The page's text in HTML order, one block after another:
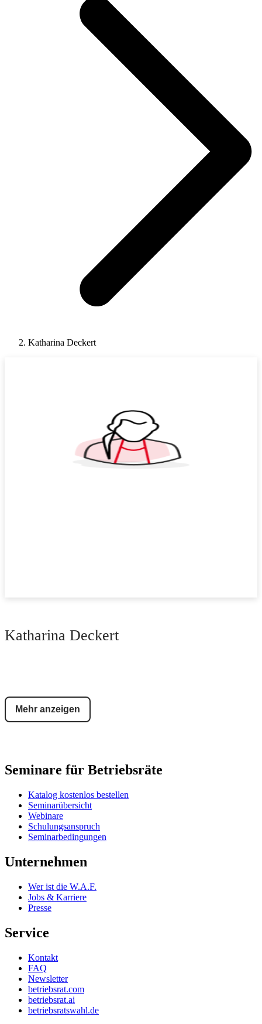
Katharina Deckert
Katharina Deckert
Mehr anzeigen
Seminare für Betriebsräte
Katalog kostenlos bestellen
Seminarübersicht
Webinare
Schulungsanspruch
Seminarbedingungen
Unternehmen
Wer ist die W.A.F.
Jobs & Karriere
Presse
Service
Kontakt
FAQ
Newsletter
betriebsrat.com
betriebsrat.ai
betriebsratswahl.de